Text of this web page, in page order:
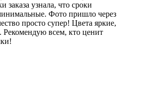
заказа узнала, что сроки
Фото пришло через
просто супер! Цвета яркие,
Рекомендую всем, кто ценит